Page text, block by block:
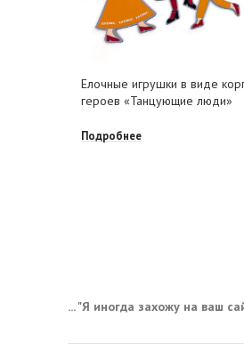
Елочные игрушки в виде
героев «Танцующие люди»
Подробнее
... "Я иногда захожу на ваш